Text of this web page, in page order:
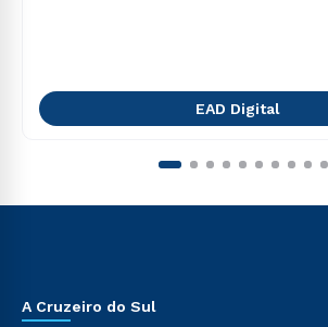
EAD Digital
A Cruzeiro do Sul